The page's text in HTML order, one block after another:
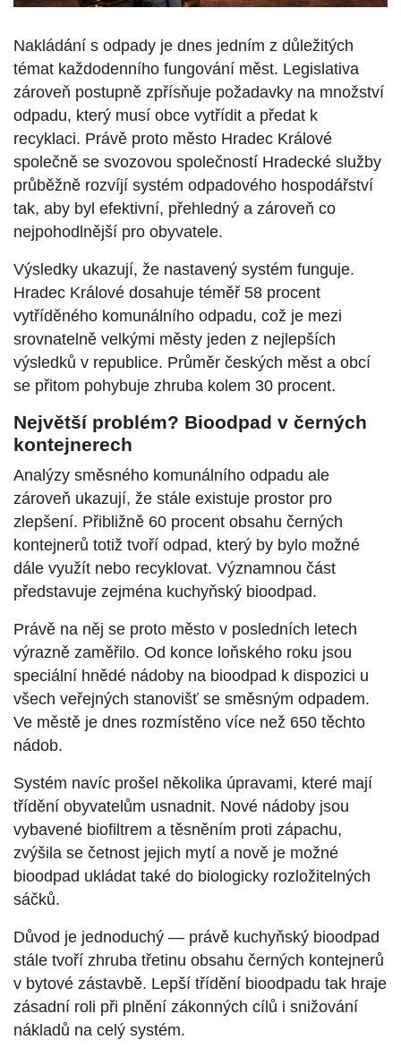
Nakládání s odpady je dnes jedním z důležitých
témat každodenního fungování měst. Legislativa
zároveň postupně zpřísňuje požadavky na množství
odpadu, který musí obce vytřídit a předat k
recyklaci. Právě proto město Hradec Králové
společně se svozovou společností Hradecké služby
průběžně rozvíjí systém odpadového hospodářství
tak, aby byl efektivní, přehledný a zároveň co
nejpohodlnější pro obyvatele.
Výsledky ukazují, že nastavený systém funguje.
Hradec Králové dosahuje téměř 58 procent
vytříděného komunálního odpadu, což je mezi
srovnatelně velkými městy jeden z nejlepších
výsledků v republice. Průměr českých měst a obcí
se přitom pohybuje zhruba kolem 30 procent.
Největší problém? Bioodpad v černých
kontejnerech
Analýzy směsného komunálního odpadu ale
zároveň ukazují, že stále existuje prostor pro
zlepšení. Přibližně 60 procent obsahu černých
kontejnerů totiž tvoří odpad, který by bylo možné
dále využít nebo recyklovat. Významnou část
představuje zejména kuchyňský bioodpad.
Právě na něj se proto město v posledních letech
výrazně zaměřilo. Od konce loňského roku jsou
speciální hnědé nádoby na bioodpad k dispozici u
všech veřejných stanovišť se směsným odpadem.
Ve městě je dnes rozmístěno více než 650 těchto
nádob.
Systém navíc prošel několika úpravami, které mají
třídění obyvatelům usnadnit. Nové nádoby jsou
vybavené biofiltrem a těsněním proti zápachu,
zvýšila se četnost jejich mytí a nově je možné
bioodpad ukládat také do biologicky rozložitelných
sáčků.
Důvod je jednoduchý — právě kuchyňský bioodpad
stále tvoří zhruba třetinu obsahu černých kontejnerů
v bytové zástavbě. Lepší třídění bioodpadu tak hraje
zásadní roli při plnění zákonných cílů i snižování
nákladů na celý systém.